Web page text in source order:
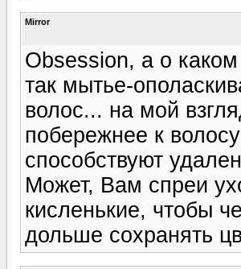
Mirror
Obsession, а о
так мытье-
волос... на мой
побережнее к
способствуют
Может, Вам спреи
кисленькие, чтобы
дольше сохранять